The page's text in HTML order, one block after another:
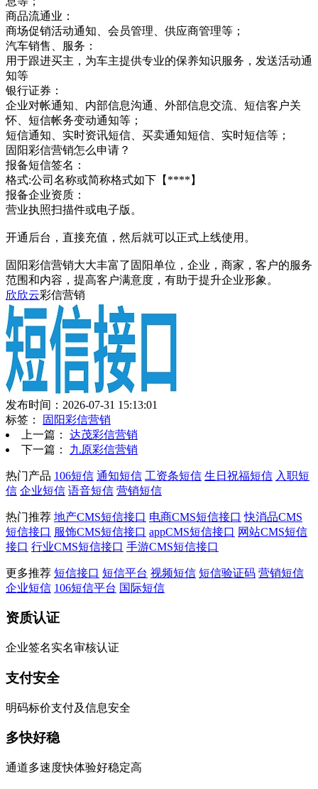
商品流通业：
商场促销活动通知、会员管理、供应商管理等；
汽车销售、服务：
用于跟进买主，为车主提供专业的保养知识服务，发送活动通
知等
银行证券：
企业对帐通知、内部信息沟通、外部信息交流、短信客户关
怀、短信帐务变动通知等；
短信通知、实时资讯短信、买卖通知短信、实时短信等；
固阳彩信营销怎么申请？
报备短信签名：
格式:公司名称或简称格式如下【****】
报备企业资质：
营业执照扫描件或电子版。
开通后台，直接充值，然后就可以正式上线使用。
固阳彩信营销大大丰富了固阳单位，企业，商家，客户的服务
范围和内容，提高客户满意度，有助于提升企业形象。
欣欣云彩信营销
发布时间：2026-07-31 15:13:01
标签：
固阳彩信营销
上一篇： 达茂彩信营销
下一篇： 九原彩信营销
热门产品 106短信 通知短信 工资条短信 生日祝福短信 入职短
信 企业短信 语音短信 营销短信
热门推荐 地产CMS短信接口 电商CMS短信接口 快消品CMS
短信接口 服饰CMS短信接口 appCMS短信接口 网站CMS短信
接口 行业CMS短信接口 手游CMS短信接口
更多推荐 短信接口 短信平台 视频短信 短信验证码 营销短信
企业短信 106短信平台 国际短信
资质认证
企业签名实名审核认证
支付安全
明码标价支付及信息安全
多快好稳
通道多速度快体验好稳定高